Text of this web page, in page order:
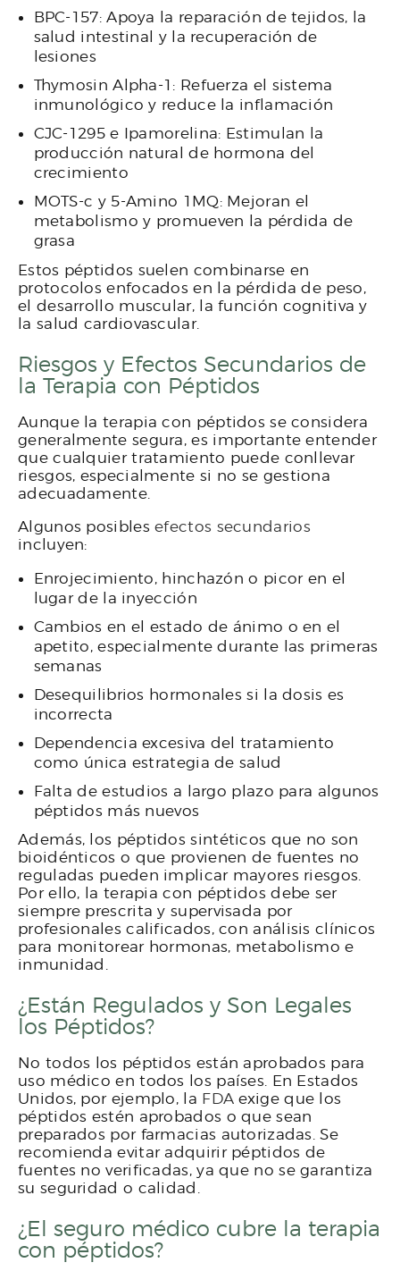
BPC-157: Apoya la reparación de tejidos, la
salud intestinal y la recuperación de
lesiones
Thymosin Alpha-1: Refuerza el sistema
inmunológico y reduce la inflamación
CJC-1295 e Ipamorelina: Estimulan la
producción natural de hormona del
crecimiento
MOTS-c y 5-Amino 1MQ: Mejoran el
metabolismo y promueven la pérdida de
grasa
Estos péptidos suelen combinarse en
protocolos enfocados en la pérdida de peso,
el desarrollo muscular, la función cognitiva y
la salud cardiovascular.
Riesgos y Efectos Secundarios de
la Terapia con Péptidos
Aunque la terapia con péptidos se considera
generalmente segura, es importante entender
que cualquier tratamiento puede conllevar
riesgos, especialmente si no se gestiona
adecuadamente.
Algunos posiblesefectos secundarios
incluyen:
Enrojecimiento, hinchazón o picor en el
lugar de la inyección
Cambios en el estado de ánimo o en el
apetito, especialmente durante las primeras
semanas
Desequilibrios hormonales si la dosis es
incorrecta
Dependencia excesiva del tratamiento
como única estrategia de salud
Falta de estudios a largo plazo para algunos
péptidos más nuevos
Además, los péptidos sintéticos que no son
bioidénticos o que provienen de fuentes no
reguladas pueden implicar mayores riesgos.
Por ello, la terapia con péptidos debe ser
siempre prescrita y supervisada por
profesionales calificados, con análisis clínicos
para monitorear hormonas, metabolismo e
inmunidad.
¿Están Regulados y Son Legales
los Péptidos?
No todos los péptidos están aprobados para
uso médico en todos los países. En Estados
Unidos, por ejemplo, la FDA exige que los
péptidos estén aprobados o que sean
preparados por farmacias autorizadas. Se
recomienda evitar adquirir péptidos de
fuentes no verificadas, ya que no se garantiza
su seguridad o calidad.
¿El seguro médico cubre la terapia
con péptidos?